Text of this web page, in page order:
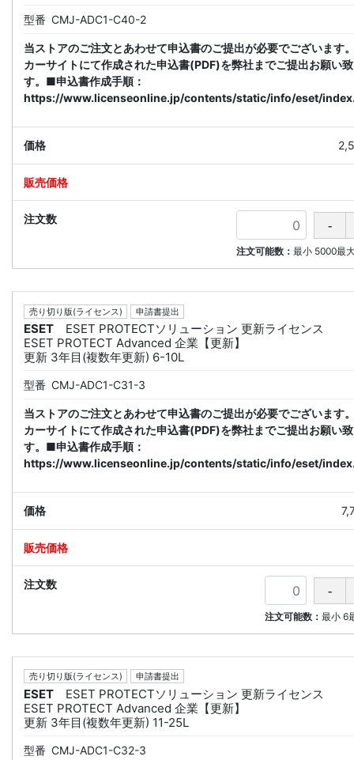
型番 CMJ-ADC1-C40-2
当ストアのご注文とあわせて申込書のご提出が必要でございます
カーサイトにて作成された申込書(PDF)を弊社までご提出お願い
す。■申込書作成手順：
https://www.licenseonline.jp/contents/static/info/eset/
注文可能数： 最小 5000最
売り切り版(ライセンス) 申請書提出
ESET
ESET PROTECTソリューション 更新ライセンス
ESET PROTECT Advanced 企業【更新】
更新 3年目(複数年更新) 6-10L
型番 CMJ-ADC1-C31-3
当ストアのご注文とあわせて申込書のご提出が必要でございます
カーサイトにて作成された申込書(PDF)を弊社までご提出お願い
す。■申込書作成手順：
https://www.licenseonline.jp/contents/static/info/eset/
注文可能数： 最小 6
売り切り版(ライセンス) 申請書提出
ESET
ESET PROTECTソリューション 更新ライセンス
ESET PROTECT Advanced 企業【更新】
更新 3年目(複数年更新) 11-25L
型番 CMJ-ADC1-C32-3